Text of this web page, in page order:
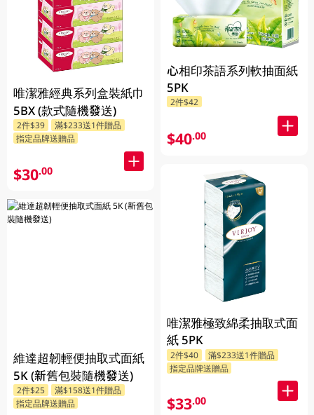
唯潔雅經典系列盒裝紙巾
5BX (款式隨機發送)
2件$39
滿$233送1件贈品
指定品牌送贈品
$30.00
維達超韌輕便抽取式面紙
5K (新舊包裝隨機發送)
2件$25
滿$158送1件贈品
指定品牌送贈品
心相印茶語系列軟抽面紙
5PK
2件$42
$40.00
唯潔雅極致綿柔抽取式面
紙 5PK
2件$40
滿$233送1件贈品
指定品牌送贈品
$33.00